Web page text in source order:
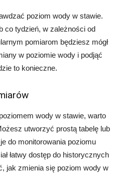
poziom wody w stawie.
co tydzień, w zależności od
pomiarom będziesz mógł
w poziomie wody i podjąć
to konieczne.
wody w stawie, warto
utworzyć prostą tabelę lub
do monitorowania poziomu
łatwy dostęp do historycznych
jak zmienia się poziom wody w